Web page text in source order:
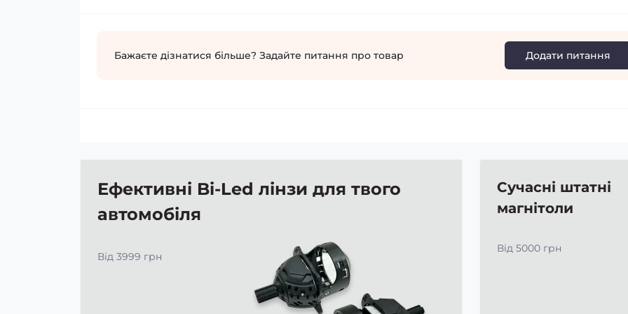
Бажаєте дізнатися більше? Задайте питання про товар Додати питання
Ефективні Bi-Led лінзи для твого
автомобіля
Від 3999 грн
Сучасні штатні
магнітоли
Від 5000 грн